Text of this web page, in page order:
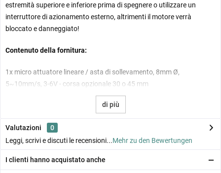
estremità superiore e inferiore prima di spegnere o utilizzare un
interruttore di azionamento esterno, altrimenti il motore verrà
bloccato e danneggiato!
Contenuto della fornitura:
1x micro attuatore lineare / asta di sollevamento, 8mm Ø,
5~10mm/s, 3-6V - corsa opzionale 30 o 45 mm
di più
Valutazioni
0
Leggi, scrivi e discuti le recensioni...Mehr zu den Bewertungen
I clienti hanno acquistato anche